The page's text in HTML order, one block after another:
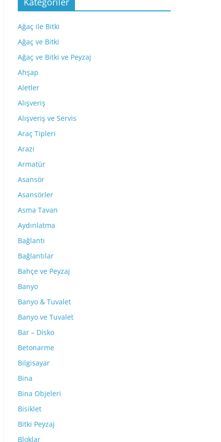
Ağaç ile Bitki
Ağaç ve Bitki
Ağaç ve Bitki ve Peyzaj
Ahşap
Aletler
Alışveriş
Alışveriş ve Servis
Araç Tipleri
Arazi
Armatür
Asansör
Asansörler
Asma Tavan
Aydınlatma
Bağlantı
Bağlantılar
Bahçe ve Peyzaj
Banyo
Banyo & Tuvalet
Banyo ve Tuvalet
Bar – Disko
Betonarme
Bilgisayar
Bina
Bina Objeleri
Bisiklet
Bitki Peyzaj
Bloklar